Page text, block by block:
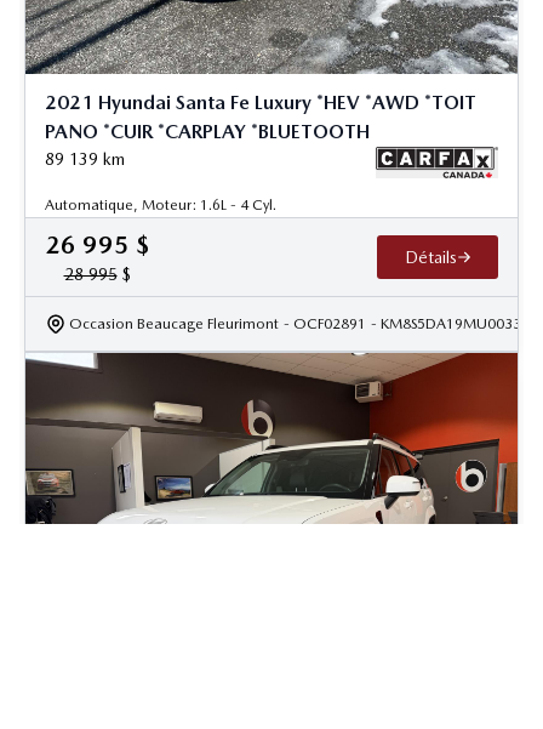
2021 Hyundai Santa Fe Luxury *HEV *AWD *TOIT
PANO *CUIR *CARPLAY *BLUETOOTH
89 139 km
Automatique, Moteur: 1.6L - 4 Cyl.
26 995 $
28 995$
Détails
Occasion Beaucage Fleurimont - OCF02891 - KM8S5DA19MU003322